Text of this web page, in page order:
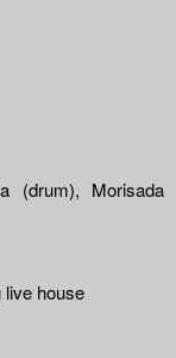
(drum), Morisada
live house